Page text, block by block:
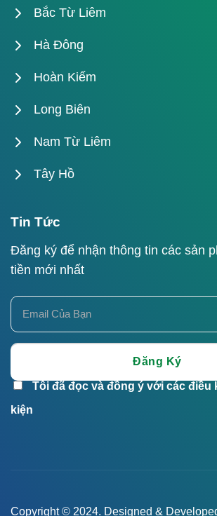
Bắc Từ Liêm
Hà Đông
Hoàn Kiếm
Long Biên
Nam Từ Liêm
Tây Hồ
Tin Tức
Đăng ký để nhận thông tin các sản
tiền mới nhất
Tôi đã đọc và đồng ý với các điều
kiện
Copyright © 2024. Designed &